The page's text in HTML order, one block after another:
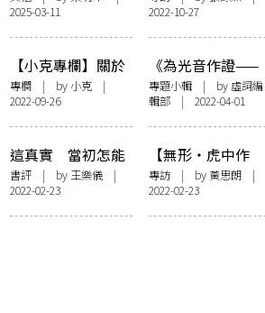
東話研討會2024」
後記
2025-03-11
向前看，人生下半
場在台回望香港，
繼續探索創作空間
2022-10-27
【小克專欄】關於
填詞的100件事
（六）
專欄 | by小克 |
2022-09-26
《為光音作證——
潘源良香港誌記》
小輯
專題小輯| by 虛詞編
輯部 | 2022-04-01
這真實 當初怎能
預告——《為光音
作證：潘源良香港
誌記》
書評 | by 王樂儀 |
2022-02-23
【無形・虎中作
樂】訪余家強《為
光音作證——潘源
良香港誌記》：拋
專訪| by 黃思朗|
2022-02-23